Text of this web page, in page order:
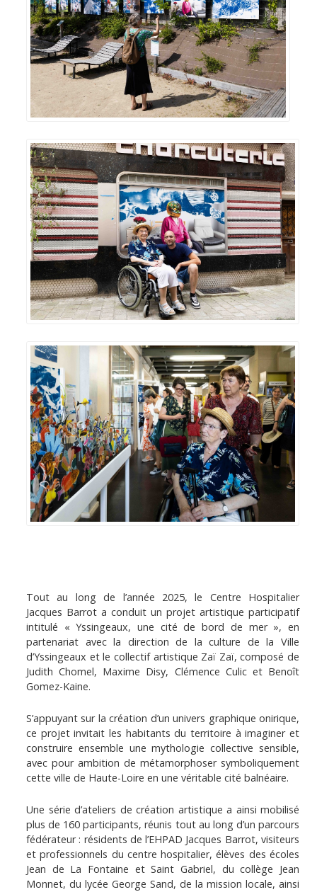
Tout au long de l’année 2025, le Centre Hospitalier
Jacques Barrot a conduit un projet artistique participatif
intitulé « Yssingeaux, une cité de bord de mer », en
partenariat avec la direction de la culture de la Ville
d’Yssingeaux et le collectif artistique Zaï Zaï, composé de
Judith Chomel, Maxime Disy, Clémence Culic et Benoît
Gomez-Kaine.
S’appuyant sur la création d’un univers graphique onirique,
ce projet invitait les habitants du territoire à imaginer et
construire ensemble une mythologie collective sensible,
avec pour ambition de métamorphoser symboliquement
cette ville de Haute-Loire en une véritable cité balnéaire.
Une série d’ateliers de création artistique a ainsi mobilisé
plus de 160 participants, réunis tout au long d’un parcours
fédérateur : résidents de l’EHPAD Jacques Barrot, visiteurs
et professionnels du centre hospitalier, élèves des écoles
Jean de La Fontaine et Saint Gabriel, du collège Jean
Monnet, du lycée George Sand, de la mission locale, ainsi